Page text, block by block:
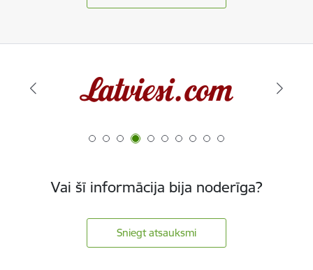
Vai šī informācija bija noderīga?
Sniegt atsauksmi